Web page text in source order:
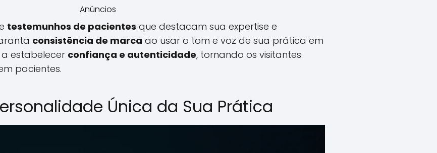
Anúncios
testemunhos de pacientes que destacam sua expertise e
consistência de marca ao usar o tom e voz de sua prática em
estabelecer confiança e autenticidade, tornando os visitantes
pacientes.
Única da Sua Prática